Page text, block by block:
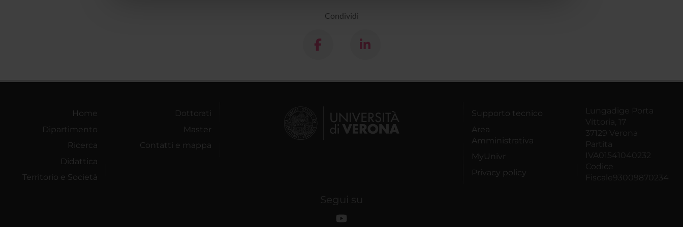
Condividi
Home
Dipartimento
Ricerca
Didattica
Territorio e Società
Dottorati
Master
Contatti e mappa
Supporto tecnico
Area
Amministrativa
MyUnivr
Privacy policy
Lungadige Porta
Vittoria, 17
37129 Verona
Partita
IVA01541040232
Codice
Fiscale93009870234
Segui su